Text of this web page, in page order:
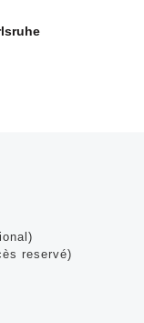
reservé)